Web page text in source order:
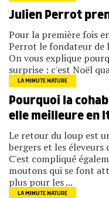
Julien Perrot
Pour la première fois
Perrot le fondateur de
On vous explique
surprise : c'est Noël
LA MINUTE NATURE
Pourquoi la
elle meilleure en
Le retour du loup est
bergers et les
C'est compliqué
moutons qui se font
plus pour les ...
LA MINUTE NATURE